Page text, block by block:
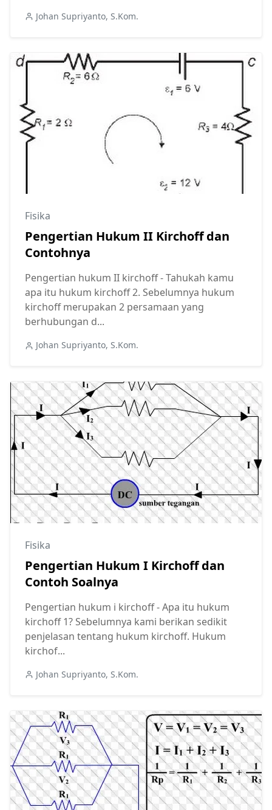
Johan Supriyanto, S.Kom.
Fisika
Pengertian Hukum II Kirchoff dan
Contohnya
Pengertian hukum II kirchoff - Tahukah kamu
apa itu hukum kirchoff 2. Sebelumnya hukum
kirchoff merupakan 2 persamaan yang
berhubungan d...
Johan Supriyanto, S.Kom.
Fisika
Pengertian Hukum I Kirchoff dan
Contoh Soalnya
Pengertian hukum i kirchoff - Apa itu hukum
kirchoff 1? Sebelumnya kami berikan sedikit
penjelasan tentang hukum kirchoff. Hukum
kirchof...
Johan Supriyanto, S.Kom.